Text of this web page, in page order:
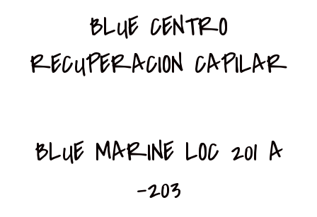
BLUE CENTRO
RECUPERACION CAPILAR
BLUE MARINE LOC 201 A
-203